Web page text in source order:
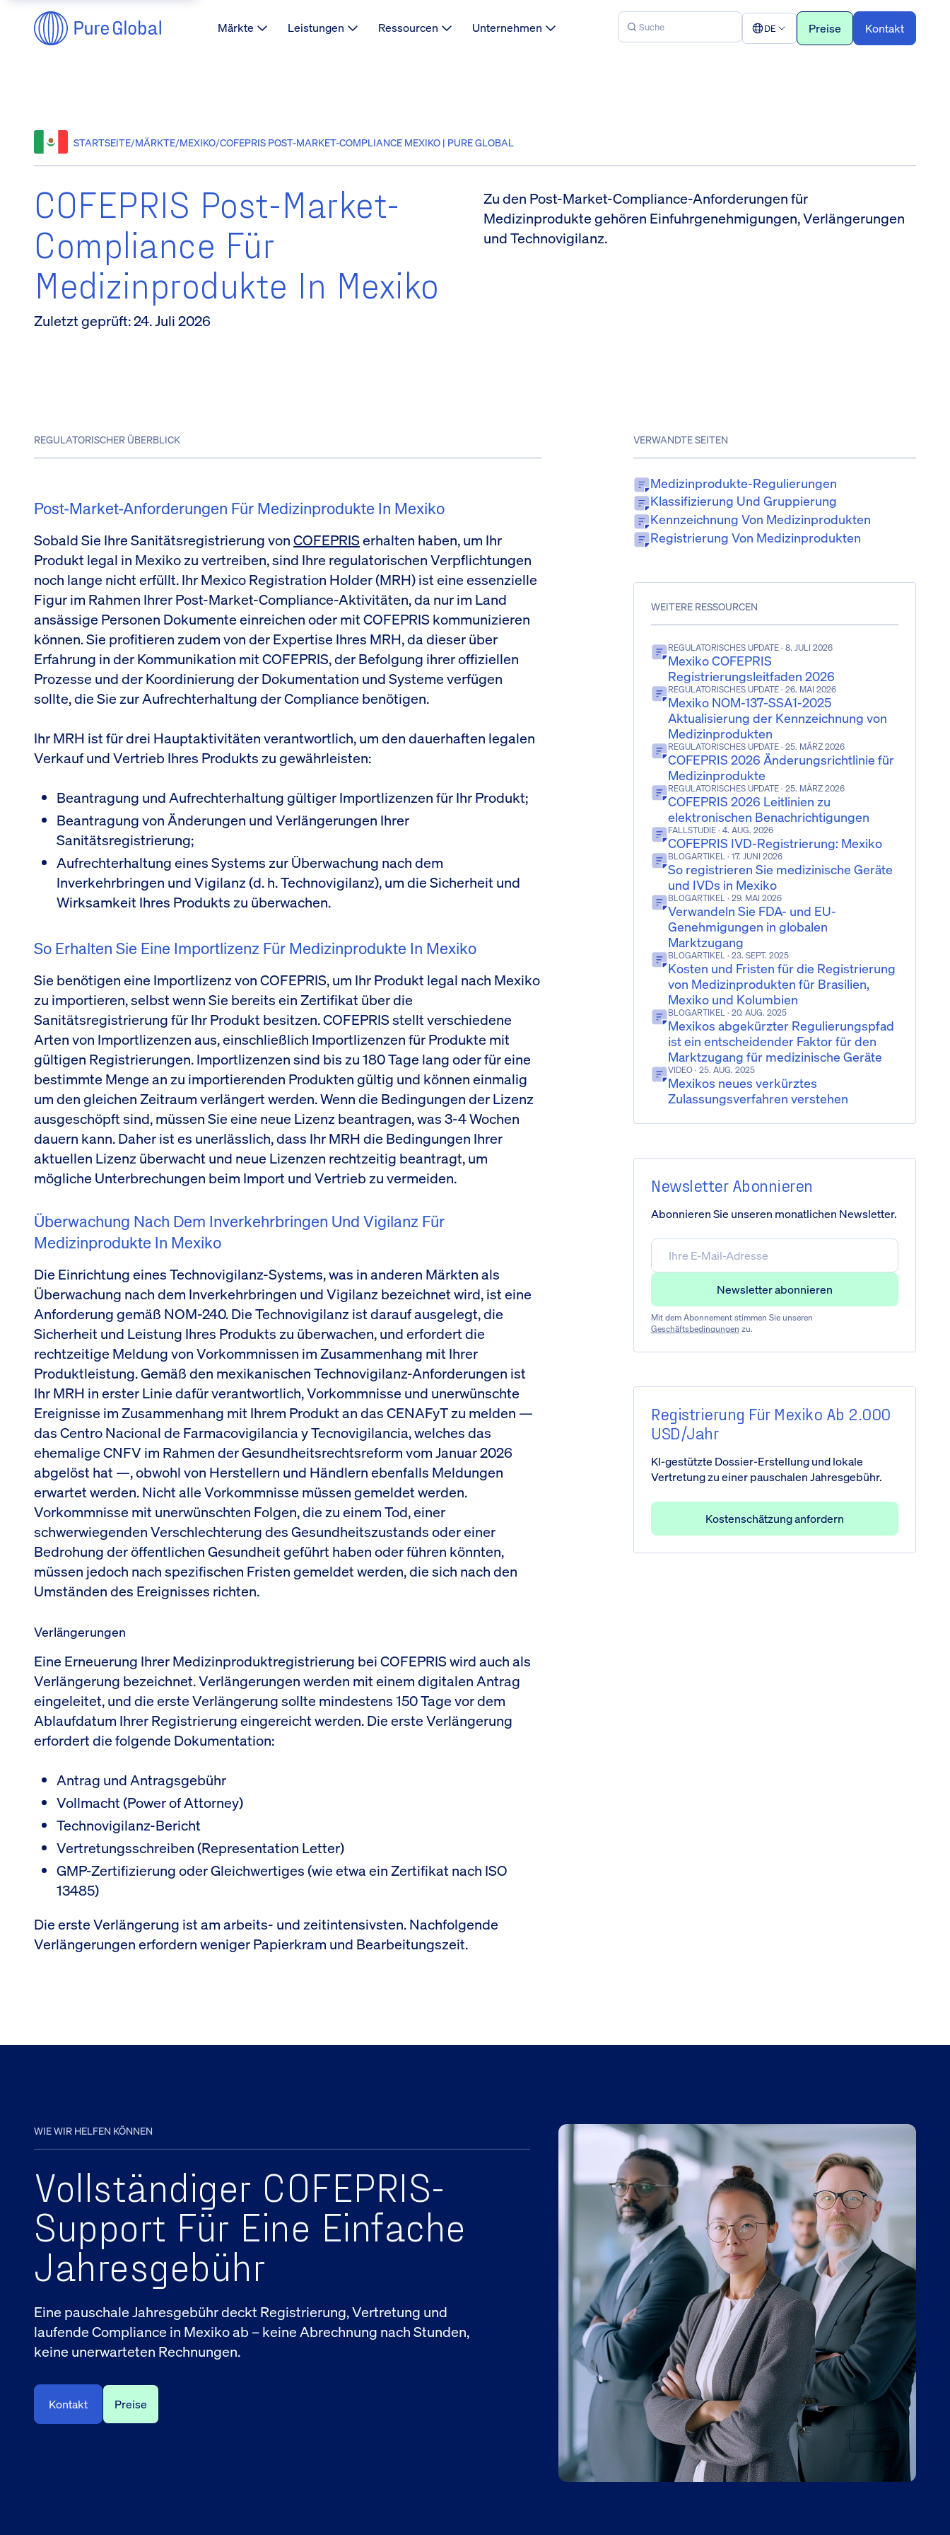
Märkte Leistungen Ressourcen Unternehmen DE Preise Kontakt
STARTSEITE/MÄRKTE/MEXIKO/COFEPRIS POST-MARKET-COMPLIANCE MEXIKO | PURE GLOBAL
COFEPRIS Post-Market-
Compliance Für
Medizinprodukte In Mexiko
Zuletzt geprüft:24. Juli 2026
Zu den Post-Market-Compliance-Anforderungen für
Medizinprodukte gehören Einfuhrgenehmigungen, Verlängerungen
und Technovigilanz.
REGULATORISCHER ÜBERBLICK
Post-Market-Anforderungen Für Medizinprodukte In Mexiko
Sobald Sie Ihre Sanitätsregistrierung vonCOFEPRISerhalten haben, um Ihr
Produkt legal in Mexiko zu vertreiben, sind Ihre regulatorischen Verpflichtungen
noch lange nicht erfüllt. Ihr Mexico Registration Holder (MRH) ist eine essenzielle
Figur im Rahmen Ihrer Post-Market-Compliance-Aktivitäten, da nur im Land
ansässige Personen Dokumente einreichen oder mit COFEPRIS kommunizieren
können. Sie profitieren zudem von der Expertise Ihres MRH, da dieser über
Erfahrung in der Kommunikation mit COFEPRIS, der Befolgung ihrer offiziellen
Prozesse und der Koordinierung der Dokumentation und Systeme verfügen
sollte, die Sie zur Aufrechterhaltung der Compliance benötigen.
Ihr MRH ist für drei Hauptaktivitäten verantwortlich, um den dauerhaften legalen
Verkauf und Vertrieb Ihres Produkts zu gewährleisten:
Beantragung und Aufrechterhaltung gültiger Importlizenzen für Ihr Produkt;
Beantragung von Änderungen und Verlängerungen Ihrer
Sanitätsregistrierung;
Aufrechterhaltung eines Systems zur Überwachung nach dem
Inverkehrbringen und Vigilanz (d. h. Technovigilanz), um die Sicherheit und
Wirksamkeit Ihres Produkts zu überwachen.
So Erhalten Sie Eine Importlizenz Für Medizinprodukte In Mexiko
Sie benötigen eine Importlizenz von COFEPRIS, um Ihr Produkt legal nach Mexiko
zu importieren, selbst wenn Sie bereits ein Zertifikat über die
Sanitätsregistrierung für Ihr Produkt besitzen. COFEPRIS stellt verschiedene
Arten von Importlizenzen aus, einschließlich Importlizenzen für Produkte mit
gültigen Registrierungen. Importlizenzen sind bis zu 180 Tage lang oder für eine
bestimmte Menge an zu importierenden Produkten gültig und können einmalig
um den gleichen Zeitraum verlängert werden. Wenn die Bedingungen der Lizenz
ausgeschöpft sind, müssen Sie eine neue Lizenz beantragen, was 3-4 Wochen
dauern kann. Daher ist es unerlässlich, dass Ihr MRH die Bedingungen Ihrer
aktuellen Lizenz überwacht und neue Lizenzen rechtzeitig beantragt, um
mögliche Unterbrechungen beim Import und Vertrieb zu vermeiden.
Überwachung Nach Dem Inverkehrbringen Und Vigilanz Für
Medizinprodukte In Mexiko
Die Einrichtung eines Technovigilanz-Systems, was in anderen Märkten als
Überwachung nach dem Inverkehrbringen und Vigilanz bezeichnet wird, ist eine
Anforderung gemäß NOM-240. Die Technovigilanz ist darauf ausgelegt, die
Sicherheit und Leistung Ihres Produkts zu überwachen, und erfordert die
rechtzeitige Meldung von Vorkommnissen im Zusammenhang mit Ihrer
Produktleistung. Gemäß den mexikanischen Technovigilanz-Anforderungen ist
Ihr MRH in erster Linie dafür verantwortlich, Vorkommnisse und unerwünschte
Ereignisse im Zusammenhang mit Ihrem Produkt an das CENAFyT zu melden —
das Centro Nacional de Farmacovigilancia y Tecnovigilancia, welches das
ehemalige CNFV im Rahmen der Gesundheitsrechtsreform vom Januar 2026
abgelöst hat —, obwohl von Herstellern und Händlern ebenfalls Meldungen
erwartet werden. Nicht alle Vorkommnisse müssen gemeldet werden.
Vorkommnisse mit unerwünschten Folgen, die zu einem Tod, einer
schwerwiegenden Verschlechterung des Gesundheitszustands oder einer
Bedrohung der öffentlichen Gesundheit geführt haben oder führen könnten,
müssen jedoch nach spezifischen Fristen gemeldet werden, die sich nach den
Umständen des Ereignisses richten.
Verlängerungen
Eine Erneuerung Ihrer Medizinproduktregistrierung bei COFEPRIS wird auch als
Verlängerung bezeichnet. Verlängerungen werden mit einem digitalen Antrag
eingeleitet, und die erste Verlängerung sollte mindestens 150 Tage vor dem
Ablaufdatum Ihrer Registrierung eingereicht werden. Die erste Verlängerung
erfordert die folgende Dokumentation:
Antrag und Antragsgebühr
Vollmacht (Power of Attorney)
Technovigilanz-Bericht
Vertretungsschreiben (Representation Letter)
GMP-Zertifizierung oder Gleichwertiges (wie etwa ein Zertifikat nach ISO
13485)
Die erste Verlängerung ist am arbeits- und zeitintensivsten. Nachfolgende
Verlängerungen erfordern weniger Papierkram und Bearbeitungszeit.
VERWANDTE SEITEN
Medizinprodukte-Regulierungen
Klassifizierung Und Gruppierung
Kennzeichnung Von Medizinprodukten
Registrierung Von Medizinprodukten
WEITERE RESSOURCEN
REGULATORISCHES UPDATE · 8. JULI 2026
Mexiko COFEPRIS
Registrierungsleitfaden 2026
REGULATORISCHES UPDATE · 26. MAI 2026
Mexiko NOM-137-SSA1-2025
Aktualisierung der Kennzeichnung von
Medizinprodukten
REGULATORISCHES UPDATE · 25. MÄRZ 2026
COFEPRIS 2026 Änderungsrichtlinie für
Medizinprodukte
REGULATORISCHES UPDATE · 25. MÄRZ 2026
COFEPRIS 2026 Leitlinien zu
elektronischen Benachrichtigungen
FALLSTUDIE · 4. AUG. 2026
COFEPRIS IVD-Registrierung: Mexiko
BLOGARTIKEL · 17. JUNI 2026
So registrieren Sie medizinische Geräte
und IVDs in Mexiko
BLOGARTIKEL · 29. MAI 2026
Verwandeln Sie FDA- und EU-
Genehmigungen in globalen
Marktzugang
BLOGARTIKEL · 23. SEPT. 2025
Kosten und Fristen für die Registrierung
von Medizinprodukten für Brasilien,
Mexiko und Kolumbien
BLOGARTIKEL · 20. AUG. 2025
Mexikos abgekürzter Regulierungspfad
ist ein entscheidender Faktor für den
Marktzugang für medizinische Geräte
VIDEO · 25. AUG. 2025
Mexikos neues verkürztes
Zulassungsverfahren verstehen
Newsletter Abonnieren
Abonnieren Sie unseren monatlichen Newsletter.
Mit dem Abonnement stimmen Sie unseren
Geschäftsbedingungen zu.
Registrierung Für Mexiko Ab 2.000
USD/Jahr
KI-gestützte Dossier-Erstellung und lokale
Vertretung zu einer pauschalen Jahresgebühr.
Kostenschätzung anfordern
WIE WIR HELFEN KÖNNEN
Vollständiger COFEPRIS-
Support Für Eine Einfache
Jahresgebühr
Eine pauschale Jahresgebühr deckt Registrierung, Vertretung und
laufende Compliance in Mexiko ab – keine Abrechnung nach Stunden,
keine unerwarteten Rechnungen.
Kontakt Preise